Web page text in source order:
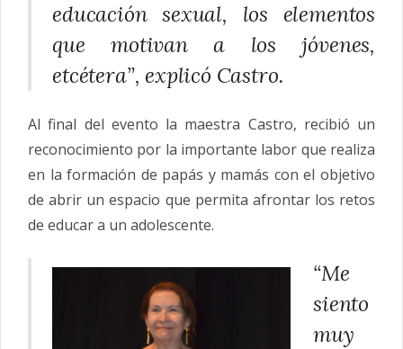
educación sexual, los elementos
que motivan a los jóvenes,
etcétera”, explicó Castro.
Al final del evento la maestra Castro, recibió un
reconocimiento por la importante labor que realiza
en la formación de papás y mamás con el objetivo
de abrir un espacio que permita afrontar los retos
de educar a un adolescente.
“Me
siento
muy